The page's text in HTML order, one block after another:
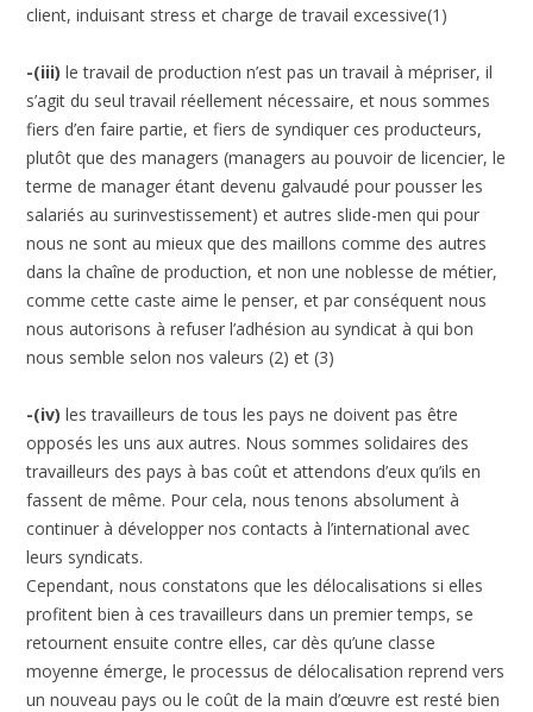
client, induisant stress et charge de travail excessive(1)
-(iii) le travail de production n’est pas un travail à mépriser, il
s’agit du seul travail réellement nécessaire, et nous sommes
fiers d’en faire partie, et fiers de syndiquer ces producteurs,
plutôt que des managers (managers au pouvoir de licencier, le
terme de manager étant devenu galvaudé pour pousser les
salariés au surinvestissement) et autres slide-men qui pour
nous ne sont au mieux que des maillons comme des autres
dans la chaîne de production, et non une noblesse de métier,
comme cette caste aime le penser, et par conséquent nous
nous autorisons à refuser l’adhésion au syndicat à qui bon
nous semble selon nos valeurs (2) et (3)
-(iv) les travailleurs de tous les pays ne doivent pas être
opposés les uns aux autres. Nous sommes solidaires des
travailleurs des pays à bas coût et attendons d’eux qu’ils en
fassent de même. Pour cela, nous tenons absolument à
continuer à développer nos contacts à l’international avec
leurs syndicats.
Cependant, nous constatons que les délocalisations si elles
profitent bien à ces travailleurs dans un premier temps, se
retournent ensuite contre elles, car dès qu’une classe
moyenne émerge, le processus de délocalisation reprend vers
un nouveau pays ou le coût de la main d’œuvre est resté bien